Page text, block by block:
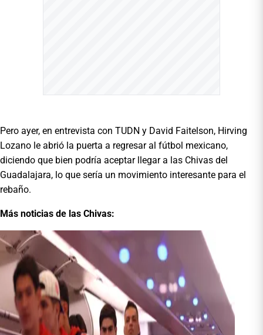
Pero ayer, en entrevista con TUDN y David Faitelson, Hirving
Lozano le abrió la puerta a regresar al fútbol mexicano,
diciendo que bien podría aceptar llegar a las Chivas del
Guadalajara, lo que sería un movimiento interesante para el
rebaño.
Más noticias de las Chivas: